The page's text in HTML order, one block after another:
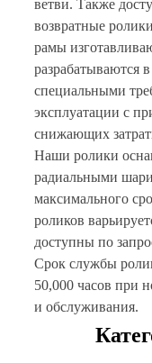
ветви. Также
возвратные
рамы
разрабатываются
специальными
эксплуатации с
снижающих
Наши ролики
радиальными
максимального
роликов
доступны по
Срок службы
50,000 часов при
и обслуживания.